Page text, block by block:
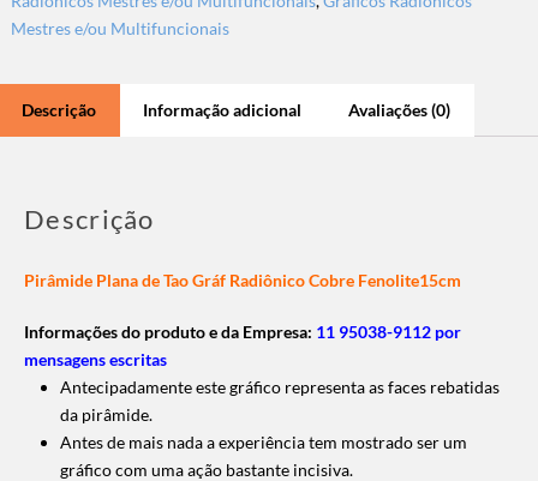
Mestres e/ou Multifuncionais
Descrição Informação adicional Avaliações (0)
Descrição
Pirâmide Plana de Tao Gráf Radiônico Cobre Fenolite15cm
Informações do produto e da Empresa: 11 95038-9112 por
mensagens escritas
Antecipadamente este gráfico representa as faces rebatidas
da pirâmide.
Antes de mais nada a experiência tem mostrado ser um
gráfico com uma ação bastante incisiva.